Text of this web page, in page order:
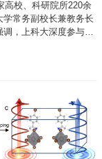
高校、科研院所220余
常务副校长兼教务长
，上科大深度参与建
式的深刻变革，有望